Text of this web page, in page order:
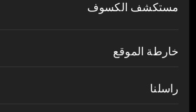
مستكشف الكسوف
خارطة الموقع
راسلنا